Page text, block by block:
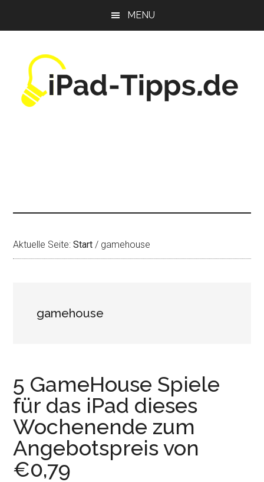
MENU
Aktuelle Seite:Start / gamehouse
gamehouse
5 GameHouse Spiele
für das iPad dieses
Wochenende zum
Angebotspreis von
€0,79